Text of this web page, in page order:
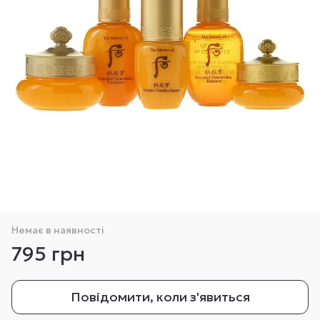
Немає в наявності
795 грн
Повідомити, коли з'явиться